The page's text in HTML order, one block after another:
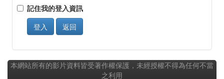
記住我的登入資訊
登入
返回
本網站所有的影片資料皆受著作權保護，未經授權不得為任何不當
之利用